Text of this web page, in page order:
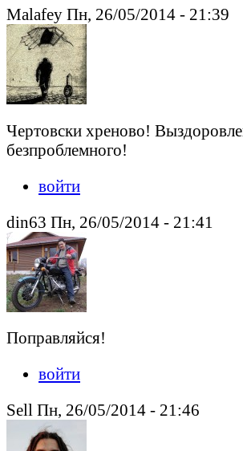
Malafey Пн, 26/05/2014 - 21:39
Чертовски хреново!
безпроблемного!
войти
din63 Пн, 26/05/2014 - 21:41
Поправляйся!
войти
Sell Пн, 26/05/2014 - 21:46